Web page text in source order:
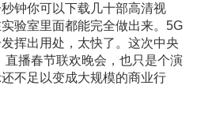
钟你可以下载几十部高清视
验室里面都能完全做出来。5G
挥出用处，太快了。这次中央
直播春节联欢晚会，也只是个演
不足以变成大规模的商业行